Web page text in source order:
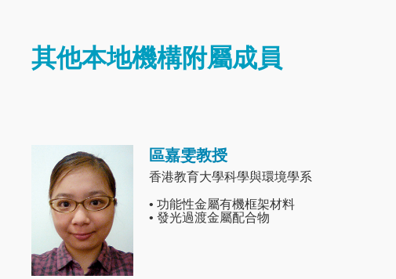
連
結
Text
Area
其他本地機構附屬成員
Image 區嘉雯教授
香港教育大學科學與環境學系
• 功能性金屬有機框架材料
• 發光過渡金屬配合物